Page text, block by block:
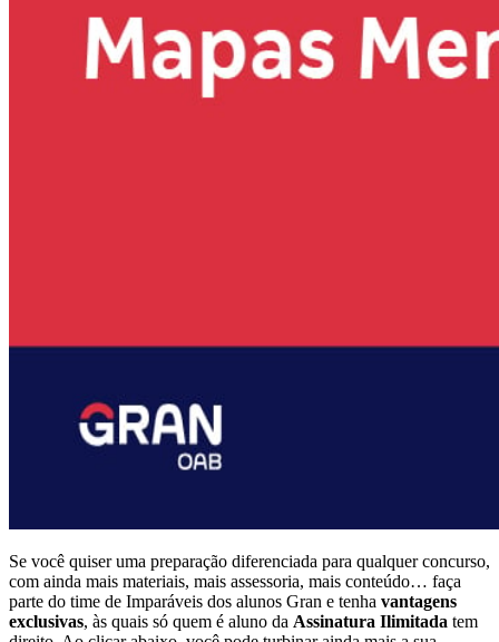
Se você quiser uma preparação diferenciada para qualquer concurso,
com ainda mais materiais, mais assessoria, mais conteúdo… faça
parte do time de Imparáveis dos alunos Gran e tenha vantagens
exclusivas, às quais só quem é aluno da Assinatura Ilimitada tem